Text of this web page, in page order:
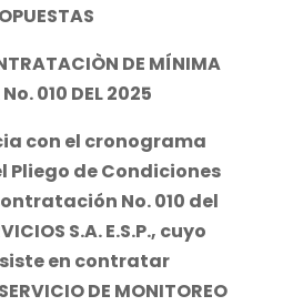
DE MÍNIMA
010 DEL 2025
con el cronograma
Pliego de Condiciones
No. 010 del
S.A. E.S.P., cuyo
en contratar
DE MONITOREO